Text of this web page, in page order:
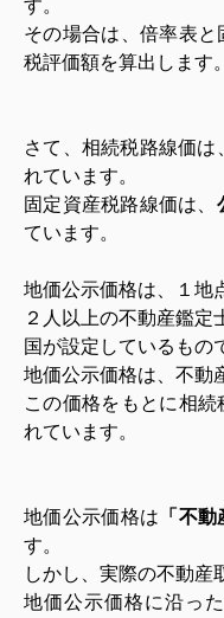
す。
その場合は、倍率表
税評価額を算出します。
さて、相続税路線価は
れています。
固定資産税路線価は、
ています。
地価公示価格は、１地
２人以上の不動産鑑定
国が設定しているもの
地価公示価格は、不動
この価格をもとに相
れています。
地価公示価格は 「不
す。
しかし、実際の不動産
地価公示価格に沿っ